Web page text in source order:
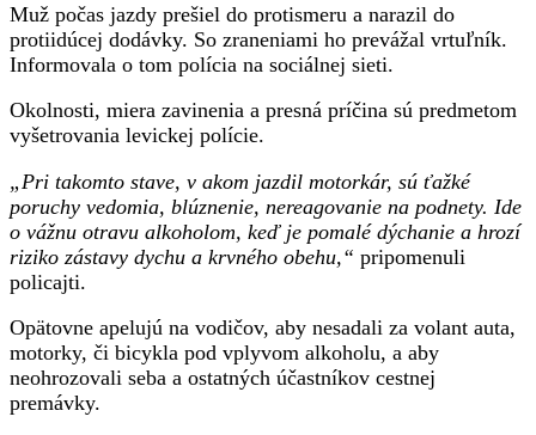
Muž počas jazdy prešiel do protismeru a narazil do
protiidúcej dodávky. So zraneniami ho prevážal vrtuľník.
Informovala o tom polícia na sociálnej sieti.
Okolnosti, miera zavinenia a presná príčina sú predmetom
vyšetrovania levickej polície.
„Pri takomto stave, v akom jazdil motorkár, sú ťažké
poruchy vedomia, blúznenie, nereagovanie na podnety. Ide
o vážnu otravu alkoholom, keď je pomalé dýchanie a hrozí
riziko zástavy dychu a krvného obehu,“ pripomenuli
policajti.
Opätovne apelujú na vodičov, aby nesadali za volant auta,
motorky, či bicykla pod vplyvom alkoholu, a aby
neohrozovali seba a ostatných účastníkov cestnej
premávky.